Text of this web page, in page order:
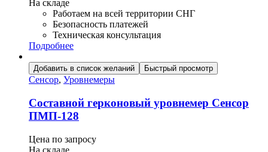
На складе
Работаем на всей территории СНГ
Безопасность платежей
Техническая консультация
Подробнее
Добавить в список желаний Быстрый просмотр
Сенсор, Уровнемеры
Составной герконовый уровнемер Сенсор
ПМП-128
Цена по запросу
На складе